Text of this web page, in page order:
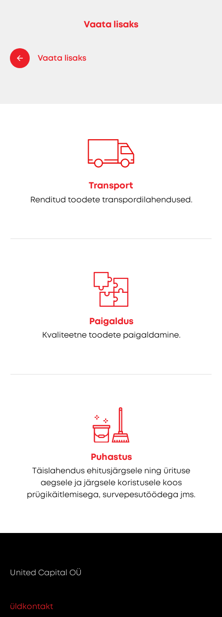
Vaata lisaks
Vaata lisaks
Transport
Renditud toodete transpordilahendused.
Paigaldus
Kvaliteetne toodete paigaldamine.
Puhastus
Täislahendus ehitusjärgsele ning ürituse
aegsele ja järgsele koristusele koos
prügikäitlemisega, survepesutöödega jms.
United Capital OÜ
üldkontakt